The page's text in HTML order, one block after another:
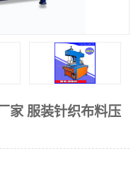
家 服装针织布料压